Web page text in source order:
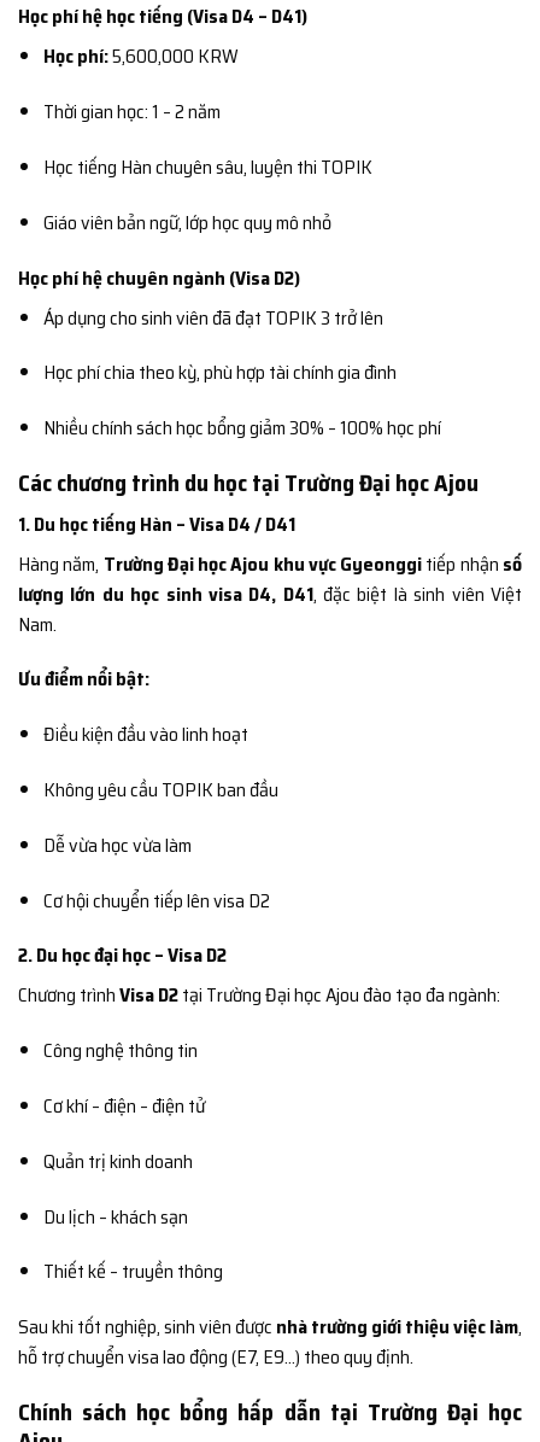
Học phí hệ học tiếng (Visa D4 – D41)
Học phí:5,600,000 KRW
Thời gian học: 1 – 2 năm
Học tiếng Hàn chuyên sâu, luyện thi TOPIK
Giáo viên bản ngữ, lớp học quy mô nhỏ
Học phí hệ chuyên ngành (Visa D2)
Áp dụng cho sinh viên đã đạt TOPIK 3 trở lên
Học phí chia theo kỳ, phù hợp tài chính gia đình
Nhiều chính sách học bổng giảm 30% – 100% học phí
Các chương trình du học tại Trường Đại học Ajou
1. Du học tiếng Hàn – Visa D4 / D41
Hàng năm, Trường Đại học Ajou khu vực Gyeonggitiếp nhận số
lượng lớn du học sinh visa D4, D41, đặc biệt là sinh viên Việt
Nam.
Ưu điểm nổi bật:
Điều kiện đầu vào linh hoạt
Không yêu cầu TOPIK ban đầu
Dễ vừa học vừa làm
Cơ hội chuyển tiếp lên visa D2
2. Du học đại học – Visa D2
Chương trìnhVisa D2tại Trường Đại học Ajou đào tạo đa ngành:
Công nghệ thông tin
Cơ khí – điện – điện tử
Quản trị kinh doanh
Du lịch – khách sạn
Thiết kế – truyền thông
Sau khi tốt nghiệp, sinh viên được nhà trường giới thiệu việc làm,
hỗ trợ chuyển visa lao động (E7, E9…) theo quy định.
Chính sách học bổng hấp dẫn tại Trường Đại học